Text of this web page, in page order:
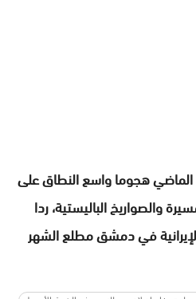
هجوما واسع النطاق على
والصواريخ الباليستية، ردا
في دمشق مطلع الشهر